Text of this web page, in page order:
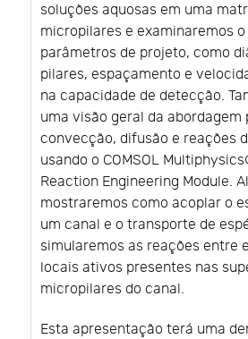
soluções aquosas em uma
micropilares e examinaremos
parâmetros de projeto, como
pilares, espaçamento e
na capacidade de detecção.
uma visão geral da abordagem
convecção, difusão e reações
usando o COMSOL
Reaction Engineering Module.
mostraremos como acoplar o
um canal e o transporte de
simularemos as reações entre
locais ativos presentes nas
micropilares do canal.
Esta apresentação terá uma